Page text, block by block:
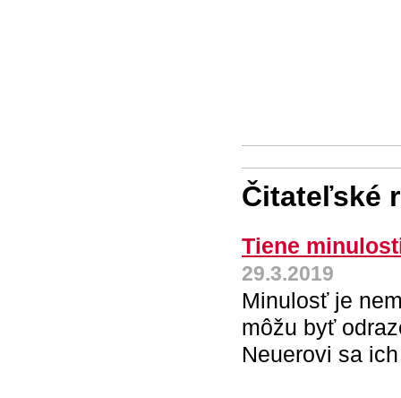
Čitateľské
Tiene
29.3.2019
Minulosť je
môžu byť
Neuerovi sa